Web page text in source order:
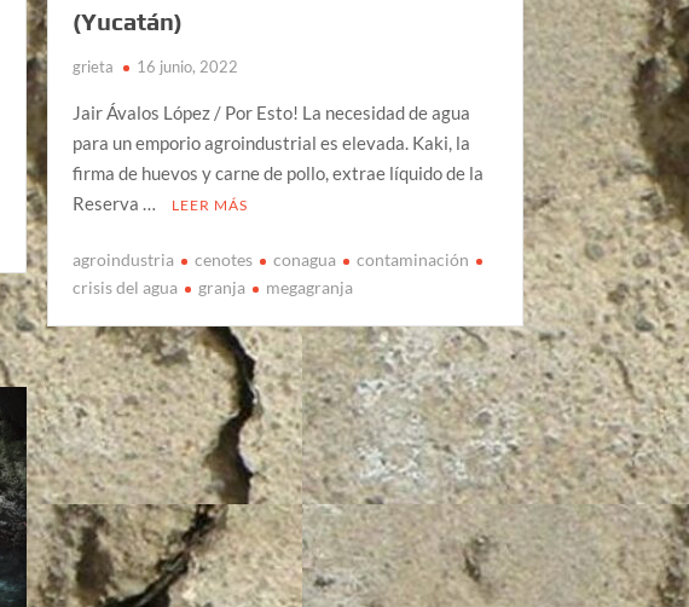
(Yucatán)
grieta 16 junio, 2022
Jair Ávalos López / Por Esto! La necesidad de agua
para un emporio agroindustrial es elevada. Kaki, la
firma de huevos y carne de pollo, extrae líquido de la
Reserva …
LEER MÁS
agroindustria cenotes conagua
contaminación
crisis del agua
granja megagranja